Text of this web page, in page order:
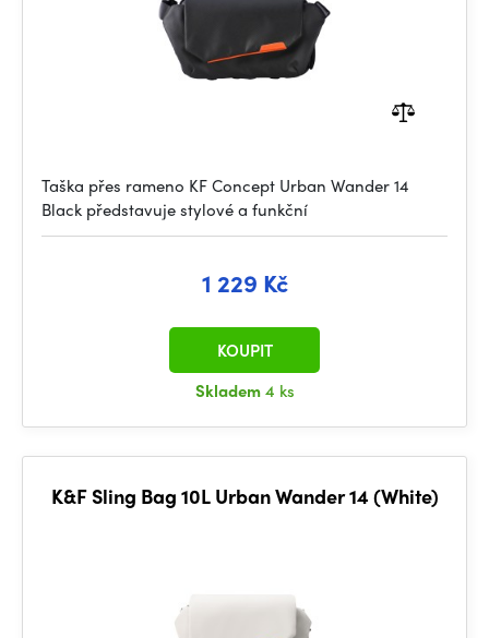
Taška přes rameno KF Concept Urban Wander 14
Black představuje stylové a funkční
1 229 Kč
Skladem4 ks
KOUPIT
K&F Sling Bag 10L Urban Wander 14 (White)